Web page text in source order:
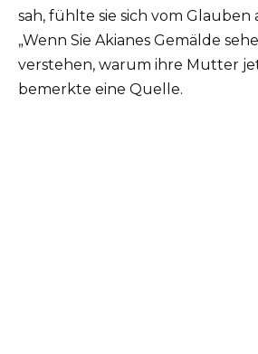
sah, fühlte sie sich vom Glauben
„Wenn Sie Akianes Gemälde
verstehen, warum ihre Mutter
bemerkte eine Quelle.